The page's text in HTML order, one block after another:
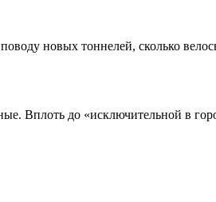
новых тоннелей, сколько
Вплоть до «исключительной в